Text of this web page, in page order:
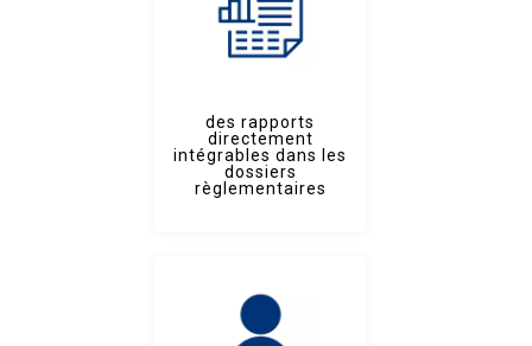
des rapports
directement
intégrables dans les
dossiers
règlementaires